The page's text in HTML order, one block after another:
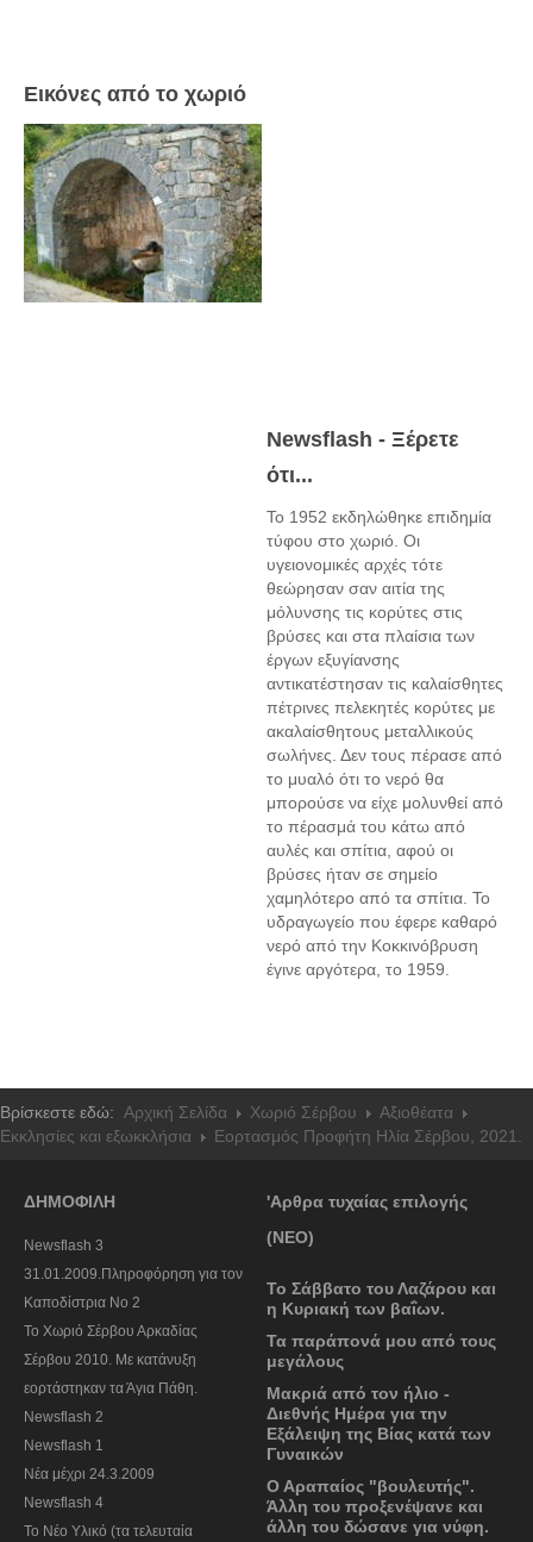
Εικόνες από το χωριό
Newsflash - Ξέρετε
ότι...
Το 1952 εκδηλώθηκε επιδημία
τύφου στο χωριό. Οι
υγειονομικές αρχές τότε
θεώρησαν σαν αιτία της
μόλυνσης τις κορύτες στις
βρύσες και στα πλαίσια των
έργων εξυγίανσης
αντικατέστησαν τις καλαίσθητες
πέτρινες πελεκητές κορύτες με
ακαλαίσθητους μεταλλικούς
σωλήνες. Δεν τους πέρασε από
το μυαλό ότι το νερό θα
μπορούσε να είχε μολυνθεί από
το πέρασμά του κάτω από
αυλές και σπίτια, αφού οι
βρύσες ήταν σε σημείο
χαμηλότερο από τα σπίτια. Το
υδραγωγείο που έφερε καθαρό
νερό από την Κοκκινόβρυση
έγινε αργότερα, το 1959.
Βρίσκεστε εδώ: Αρχική Σελίδα Χωριό Σέρβου
Αξιοθέατα
Εκκλησίες και εξωκκλήσια
Εορτασμός Προφήτη Ηλία Σέρβου, 2021.
ΔΗΜΟΦΙΛΗ
Newsflash 3
31.01.2009.Πληροφόρηση για τον
Καποδίστρια Νο 2
To Χωριό Σέρβου Αρκαδίας
Σέρβου 2010. Με κατάνυξη
εορτάστηκαν τα Άγια Πάθη.
Newsflash 2
Newsflash 1
Nέα μέχρι 24.3.2009
Newsflash 4
Το Νέο Υλικό (τα τελευταία
'Αρθρα τυχαίας επιλογής
(ΝΕΟ)
Το Σάββατο του Λαζάρου και
η Κυριακή των βαΐων.
Τα παράπονά μου από τους
μεγάλους
Μακριά από τον ήλιο -
Διεθνής Ημέρα για την
Εξάλειψη της Βίας κατά των
Γυναικών
Ο Αραπαίος "βουλευτής".
Άλλη του προξενέψανε και
άλλη του δώσανε για νύφη.